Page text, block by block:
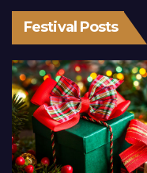
Festival Posts